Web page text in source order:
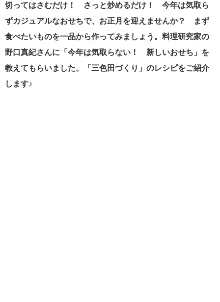
切ってはさむだけ！ さっと炒めるだけ！ 今年は気取ら
ずカジュアルなおせちで、お正月を迎えませんか？
まず
食べたいものを一品から作ってみましょう。料理研究家の
野口真紀さんに「今年は気取らない！ 新しいおせち」を
教えてもらいました。「三色田づくり」のレシピをご紹介
します♪